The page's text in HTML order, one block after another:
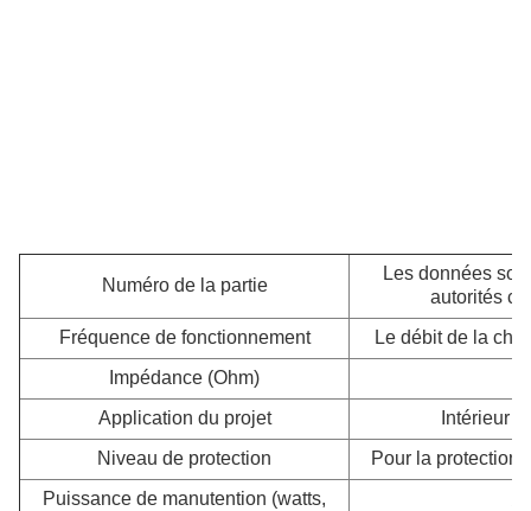
Numéro de la partie
Les données
autorités
Fréquence de fonctionnement
Le débit de la
Impédance (Ohm)
Application du projet
Intérieur
Niveau de protection
Pour la protection
Puissance de manutention (watts,